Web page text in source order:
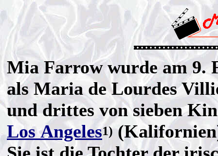
Mia Farrow wurde am 9.
als Maria de Lourdes
und drittes von sieben
Los Angeles1)